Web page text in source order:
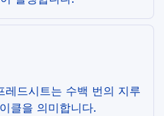
드시트는 수백 번의 지루
클을 의미합니다.